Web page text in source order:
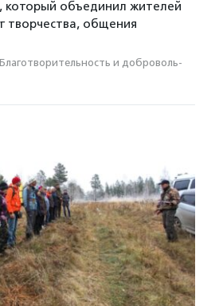
который объединил жителей
творчества, общения
Благотвори­тель­ность и доброволь­